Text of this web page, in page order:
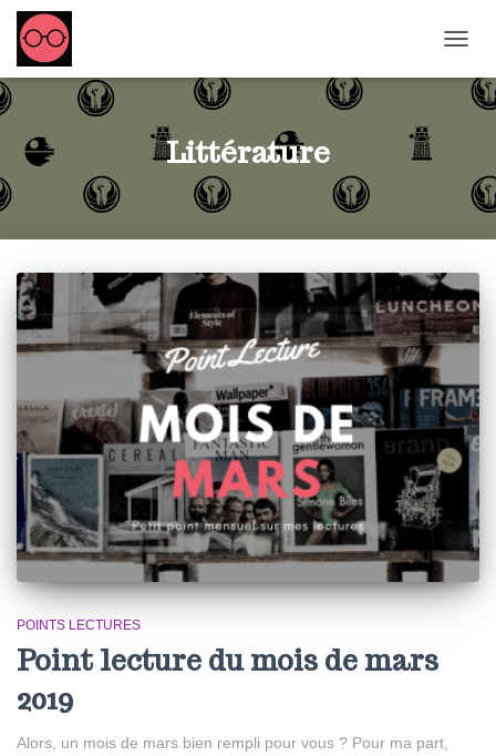
Littérature
POINTS LECTURES
Point lecture du mois de mars
2019
Alors, un mois de mars bien rempli pour vous ? Pour ma part,